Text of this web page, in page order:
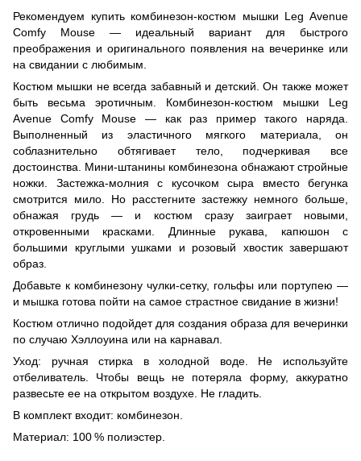
Рекомендуем купить комбинезон-костюм мышки Leg Avenue
Comfy Mouse — идеальный вариант для быстрого
преображения и оригинального появления на вечеринке или
на свидании с любимым.
Костюм мышки не всегда забавный и детский. Он также может
быть весьма эротичным. Комбинезон-костюм мышки Leg
Avenue Comfy Mouse — как раз пример такого наряда.
Выполненный из эластичного мягкого материала, он
соблазнительно обтягивает тело, подчеркивая все
достоинства. Мини-штанины комбинезона обнажают стройные
ножки. Застежка-молния с кусочком сыра вместо бегунка
смотрится мило. Но расстегните застежку немного больше,
обнажая грудь — и костюм сразу заиграет новыми,
откровенными красками. Длинные рукава, капюшон с
большими круглыми ушками и розовый хвостик завершают
образ.
Добавьте к комбинезону чулки-сетку, гольфы или портупею —
и мышка готова пойти на самое страстное свидание в жизни!
Костюм отлично подойдет для создания образа для вечеринки
по случаю Хэллоуина или на карнавал.
Уход: ручная стирка в холодной воде. Не используйте
отбеливатель. Чтобы вещь не потеряла форму, аккуратно
развесьте ее на открытом воздухе. Не гладить.
В комплект входит: комбинезон.
Материал: 100 % полиэстер.